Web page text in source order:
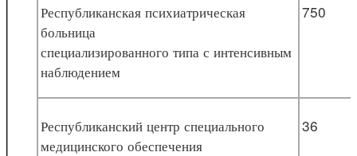
Республиканская психиатрическая
больница
специализированного типа с интенсивным
наблюдением
750
Республиканский центр специального
медицинского обеспечения
36